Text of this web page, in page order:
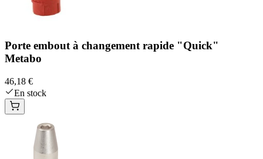
Porte embout à changement rapide "Quick"
Metabo
46,18 €
En stock